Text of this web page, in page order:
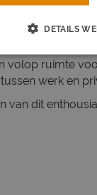
is onze
volop ruimte
werk en
van dit
DETAILS